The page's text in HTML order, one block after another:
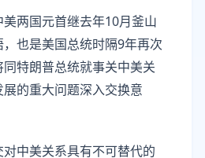
两国元首继去年10月釜山
也是美国总统时隔9年再次
特朗普总统就事关中美关
的重大问题深入交换意
中美关系具有不可替代的